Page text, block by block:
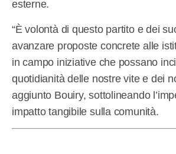
esterne.
“È volontà di questo partito e dei
avanzare proposte concrete alle
in campo iniziative che possano
quotidianità delle nostre vite e dei
aggiunto Bouiry, sottolineando
impatto tangibile sulla comunità.